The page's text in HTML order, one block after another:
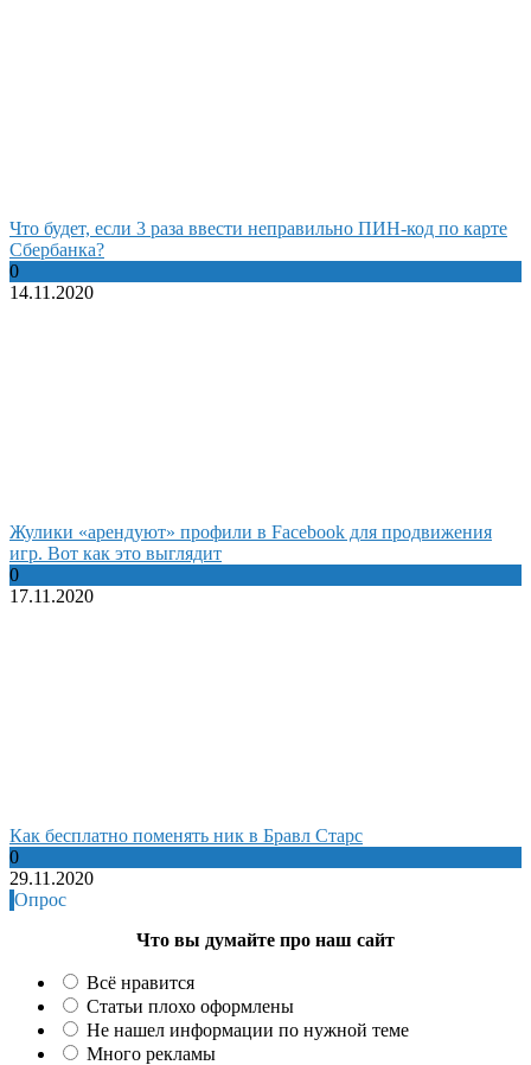
Что будет, если 3 раза ввести неправильно ПИН-код по карте
Сбербанка?
0
14.11.2020
Жулики «арендуют» профили в Facebook для продвижения
игр. Вот как это выглядит
0
17.11.2020
Как бесплатно поменять ник в Бравл Старс
0
29.11.2020
Опрос
Что вы думайте про наш сайт
Всё нравится
Статьи плохо оформлены
Не нашел информации по нужной теме
Много рекламы